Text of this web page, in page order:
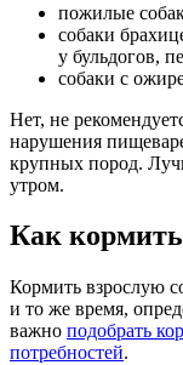
пожилые
собаки
у бульдогов,
собаки с
Нет, не
нарушения
крупных пород.
утром.
Как
Кормить взрослую
и то же время,
важно подобрать
потребностей.